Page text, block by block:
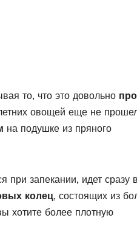
то, что это довольно
овощей еще не
на подушке из пряного
при запекании, идет сразу в
колец, состоящих из
хотите более плотную